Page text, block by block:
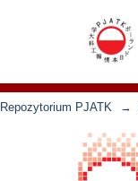
Repozytorium PJATK →